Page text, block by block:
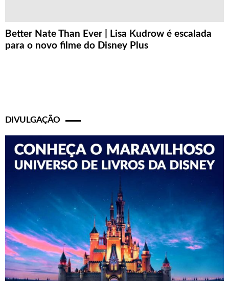
Better Nate Than Ever | Lisa Kudrow é escalada
para o novo filme do Disney Plus
DIVULGAÇÃO